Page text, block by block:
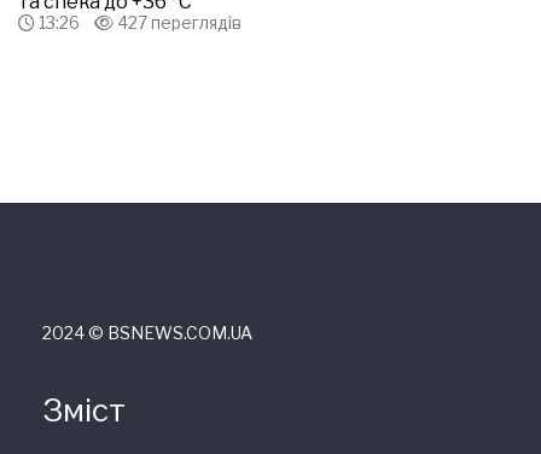
13:26 427 переглядів
2024 © ВSNEWS.COM.UA
Зміст